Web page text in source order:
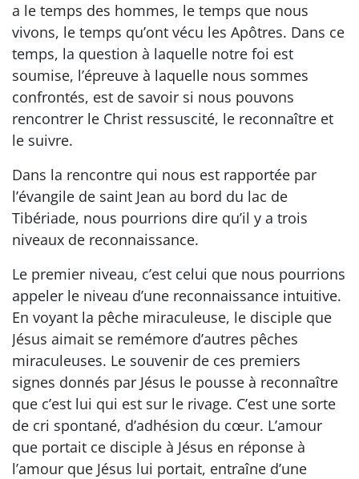
a le temps des hommes, le temps que nous
vivons, le temps qu’ont vécu les Apôtres. Dans ce
temps, la question à laquelle notre foi est
soumise, l’épreuve à laquelle nous sommes
confrontés, est de savoir si nous pouvons
rencontrer le Christ ressuscité, le reconnaître et
le suivre.
Dans la rencontre qui nous est rapportée par
l’évangile de saint Jean au bord du lac de
Tibériade, nous pourrions dire qu’il y a trois
niveaux de reconnaissance.
Le premier niveau, c’est celui que nous pourrions
appeler le niveau d’une reconnaissance intuitive.
En voyant la pêche miraculeuse, le disciple que
Jésus aimait se remémore d’autres pêches
miraculeuses. Le souvenir de ces premiers
signes donnés par Jésus le pousse à reconnaître
que c’est lui qui est sur le rivage. C’est une sorte
de cri spontané, d’adhésion du cœur. L’amour
que portait ce disciple à Jésus en réponse à
l’amour que Jésus lui portait, entraîne d’une